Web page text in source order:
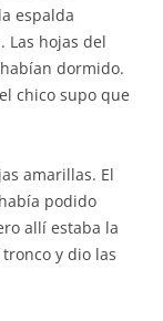
espalda
Las hojas del
dormido.
chico supo que
amarillas. El
podido
allí estaba la
y dio las